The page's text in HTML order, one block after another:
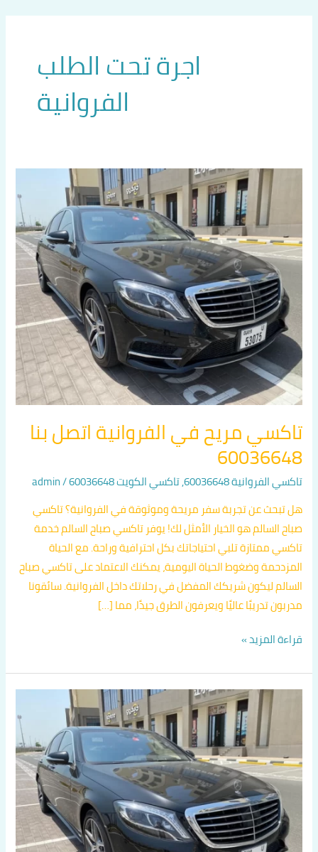
اجرة تحت الطلب
الفروانية
تاكسي مريح في الفروانية اتصل بنا
60036648
تاكسي الفروانية 60036648 ,تاكسي الكويت 60036648 /
admin
هل تبحث عن تجربة سفر مريحة وموثوقة في الفروانية؟ تاكسي
صباح السالم هو الخيار الأمثل لك! يوفر تاكسي صباح السالم خدمة
تاكسي ممتازة تلبي احتياجاتك بكل احترافية وراحة. مع الحياة
المزدحمة وضغوط الحياة اليومية، يمكنك الاعتماد على تاكسي صباح
السالم ليكون شريكك المفضل في رحلاتك داخل الفروانية. سائقونا
مدربون تدريبًا عاليًا ويعرفون الطرق جيدًا، مما […]
تاكسي
الفروانية
اتصل
60036648
قراءة المزيد »
تكسيات
الفروانية
اتصل
بنا
60036648